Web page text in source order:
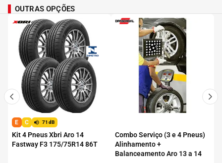
OUTRAS OPÇÕES
E C 71dB
Kit 4 Pneus Xbri Aro 14
Fastway F3 175/75R14 86T
Combo Serviço (3 e 4 Pneus)
Alinhamento +
Balanceamento Aro 13 a 14